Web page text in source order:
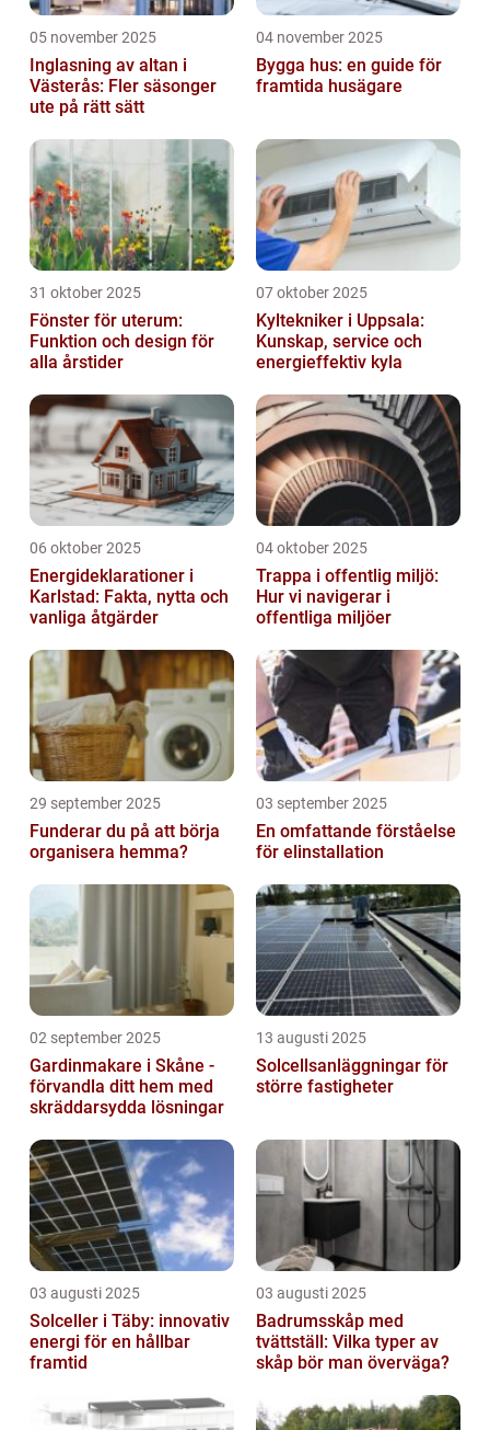
05 november 2025
Inglasning av altan i
Västerås: Fler säsonger
ute på rätt sätt
04 november 2025
Bygga hus: en guide för
framtida husägare
31 oktober 2025
Fönster för uterum:
Funktion och design för
alla årstider
07 oktober 2025
Kyltekniker i Uppsala:
Kunskap, service och
energieffektiv kyla
06 oktober 2025
Energideklarationer i
Karlstad: Fakta, nytta och
vanliga åtgärder
04 oktober 2025
Trappa i offentlig miljö:
Hur vi navigerar i
offentliga miljöer
29 september 2025
Funderar du på att börja
organisera hemma?
03 september 2025
En omfattande förståelse
för elinstallation
02 september 2025
Gardinmakare i Skåne -
förvandla ditt hem med
skräddarsydda lösningar
13 augusti 2025
Solcellsanläggningar för
större fastigheter
03 augusti 2025
Solceller i Täby: innovativ
energi för en hållbar
framtid
03 augusti 2025
Badrumsskåp med
tvättställ: Vilka typer av
skåp bör man överväga?